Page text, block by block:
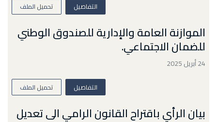
التفاصيل تحميل الملف
الموازنة العامة والإدارية للصندوق الوطني
للضمان الاجتماعي.
24 أبريل 2025
التفاصيل تحميل الملف
بيان الرأي باقتراح القانون الرامي الى تعديل